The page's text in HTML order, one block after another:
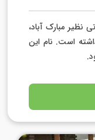
نظیر مبارک آباد،
است. نام این